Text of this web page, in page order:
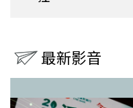
最新影音